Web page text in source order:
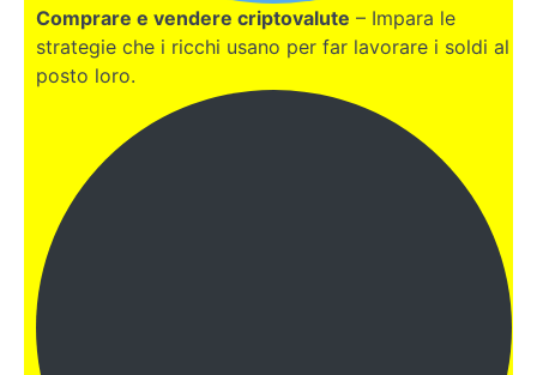
siamo
Pro e
Come
richiedere
una
consulenza
diretta a
DUBAI
Comprare e vendere criptovalute – Impara le
strategie che i ricchi usano per far lavorare i soldi al
posto loro.